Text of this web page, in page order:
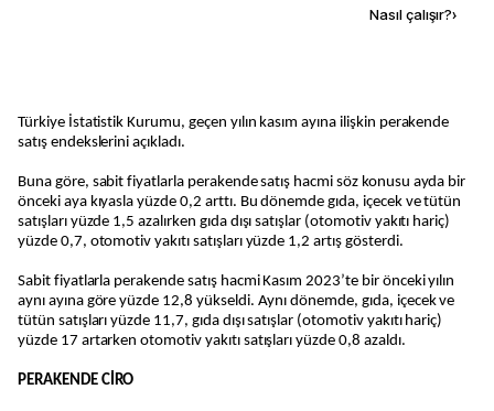
Nasıl çalışır?›
Türkiye İstatistik Kurumu, geçen yılın kasım ayına ilişkin perakende
satış endekslerini açıkladı.
Buna göre, sabit fiyatlarla perakende satış hacmi söz konusu ayda bir
önceki aya kıyasla yüzde 0,2 arttı. Bu dönemde gıda, içecek ve tütün
satışları yüzde 1,5 azalırken gıda dışı satışlar (otomotiv yakıtı hariç)
yüzde 0,7, otomotiv yakıtı satışları yüzde 1,2 artış gösterdi.
Sabit fiyatlarla perakende satış hacmi Kasım 2023’te bir önceki yılın
aynı ayına göre yüzde 12,8 yükseldi. Aynı dönemde, gıda, içecek ve
tütün satışları yüzde 11,7, gıda dışı satışlar (otomotiv yakıtı hariç)
yüzde 17 artarken otomotiv yakıtı satışları yüzde 0,8 azaldı.
PERAKENDE CİRO